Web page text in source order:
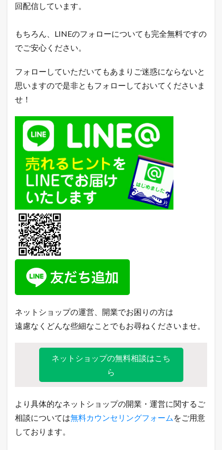
ン
2.3
A
m
z
n
ラ
ン
キ
ン
グ
2.4
Q
o
o
1
0
売
れ
筋
ラ
キ
ン
回配信しています。
もちろん、LINEのフォローについても完全無料ですの
でご安心ください。
フォローしていただいてもあまりご迷惑にならないと
思いますので是非ともフォローしておいてくださいま
せ！
ネットショップの運営、開業でお困りの方は
遠慮なくどんな些細なことでもお尋ねくださいませ。
ネットショップの無料相談はこち
ら
より具体的なネットショップの開業・運営に関するご
相談については無料カウンセリングフォーム をご用意
しております。